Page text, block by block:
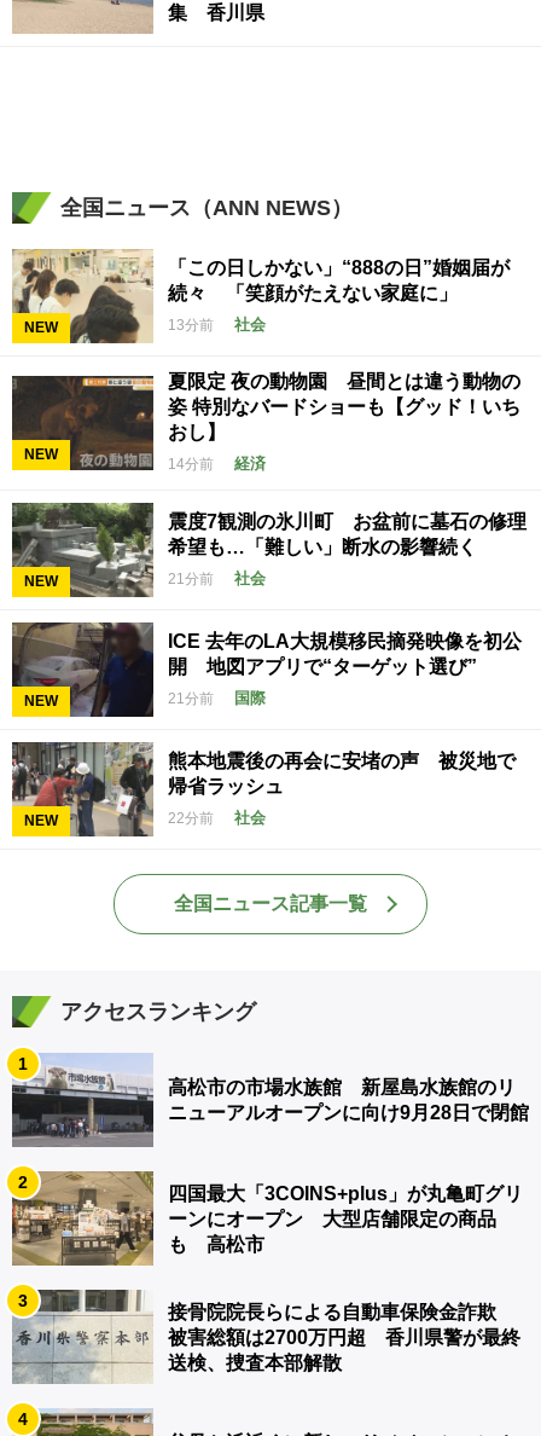
集 香川県
全国ニュース（ANN NEWS）
NEW
「この日しかない」“888の日”婚姻届が
続々 「笑顔がたえない家庭に」
13分前 社会
NEW
夏限定 夜の動物園 昼間とは違う動物の
姿 特別なバードショーも【グッド！いち
おし】
14分前 経済
NEW
震度7観測の氷川町 お盆前に墓石の修理
希望も…「難しい」断水の影響続く
21分前 社会
NEW
ICE 去年のLA大規模移民摘発映像を初公
開 地図アプリで“ターゲット選び”
21分前 国際
NEW
熊本地震後の再会に安堵の声 被災地で
帰省ラッシュ
22分前 社会
全国ニュース記事一覧
アクセスランキング
1
高松市の市場水族館 新屋島水族館のリ
ニューアルオープンに向け9月28日で閉館
2
四国最大「3COINS+plus」が丸亀町グリ
ーンにオープン 大型店舗限定の商品
も 高松市
3
接骨院院長らによる自動車保険金詐欺
被害総額は2700万円超 香川県警が最終
送検、捜査本部解散
4